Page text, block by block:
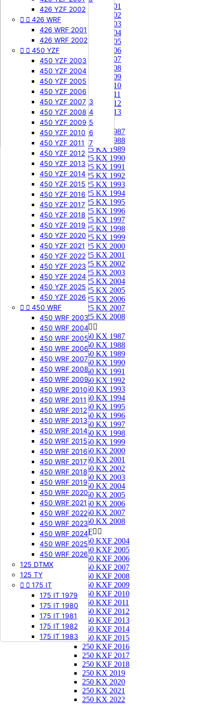
505 SXF
505 SXF 2007
505 SXF 2008
525 SXF
525 SXF 2003
525 SXF 2004
525 SXF 2005
525 SXF 2006
525 EXC-F
525 EXC-F 2003
525 EXC-F 2004
525 EXC-F 2005
525 EXC-F 2006
525 EXC-F 2007
426 YZF 2002
  426 WRF
426 WRF 2001
426 WRF 2002
  450 YZF
450 YZF 2003
450 YZF 2004
450 YZF 2005
450 YZF 2006
450 YZF 2007
450 YZF 2008
450 YZF 2009
450 YZF 2010
450 YZF 2011
450 YZF 2012
450 YZF 2013
450 YZF 2014
450 YZF 2015
450 YZF 2016
450 YZF 2017
450 YZF 2018
450 YZF 2019
450 YZF 2020
450 YZF 2021
450 YZF 2022
450 YZF 2023
450 YZF 2024
450 YZF 2025
450 YZF 2026
  450 WRF
450 WRF 2003
450 WRF 2004
450 WRF 2005
450 WRF 2006
450 WRF 2007
450 WRF 2008
450 WRF 2009
450 WRF 2010
450 WRF 2011
450 WRF 2012
450 WRF 2013
450 WRF 2014
450 WRF 2015
450 WRF 2016
450 WRF 2017
450 WRF 2018
450 WRF 2019
450 WRF 2020
450 WRF 2021
450 WRF 2022
450 WRF 2023
450 WRF 2024
450 WRF 2025
450 WRF 2026
125 DTMX
125 TY
  175 IT
175 IT 1979
175 IT 1980
175 IT 1981
175 IT 1982
175 IT 1983
85 KX 2001
85 KX 2002
85 KX 2003
85 KX 2004
85 KX 2005
85 KX 2006
85 KX 2007
85 KX 2008
85 KX 2009
85 KX 2010
85 KX 2011
85 KX 2012
85 KX 2013
125 KX 
125 KX 1987
125 KX 1988
125 KX 1989
125 KX 1990
125 KX 1991
125 KX 1992
125 KX 1993
125 KX 1994
125 KX 1995
125 KX 1996
125 KX 1997
125 KX 1998
125 KX 1999
125 KX 2000
125 KX 2001
125 KX 2002
125 KX 2003
125 KX 2004
125 KX 2005
125 KX 2006
125 KX 2007
125 KX 2008
250 KX 
250 KX 1987
250 KX 1988
250 KX 1989
250 KX 1990
250 KX 1991
250 KX 1992
250 KX 1993
250 KX 1994
250 KX 1995
250 KX 1996
250 KX 1997
250 KX 1998
250 KX 1999
250 KX 2000
250 KX 2001
250 KX 2002
250 KX 2003
250 KX 2004
250 KX 2005
250 KX 2006
250 KX 2007
250 KX 2008
250 KXF 
250 KXF 2004
250 KXF 2005
250 KXF 2006
250 KXF 2007
250 KXF 2008
250 KXF 2009
250 KXF 2010
250 KXF 2011
250 KXF 2012
250 KXF 2013
250 KXF 2014
250 KXF 2015
250 KXF 2016
250 KXF 2017
250 KXF 2018
250 KX 2019
250 KX 2020
250 KX 2021
250 KX 2022